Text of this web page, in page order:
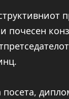
почесен